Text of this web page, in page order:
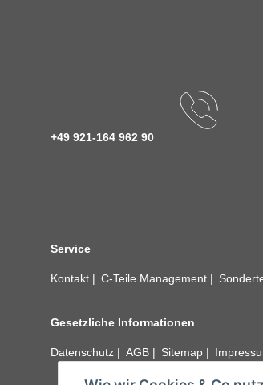
+49 921-164 962 90
Service
Kontakt C-Teile Management
Gesetzliche Informationen
Datenschutz AGB Sitemap